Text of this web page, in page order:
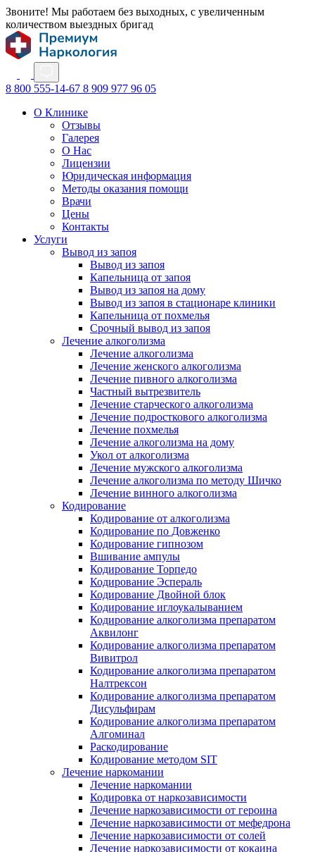
Звоните! Мы работаем без выходных, с увеличенным
количеством выездных бригад
8 800 555-14-67 8 909 977 96 05
О Клинике
Отзывы
Галерея
О Нас
Лицензии
Юридическая информация
Методы оказания помощи
Врачи
Цены
Контакты
Услуги
Вывод из запоя
Вывод из запоя
Капельница от запоя
Вывод из запоя на дому
Вывод из запоя в стационаре клиники
Капельница от похмелья
Срочный вывод из запоя
Лечение алкоголизма
Лечение алкоголизма
Лечение женского алкоголизма
Лечение пивного алкоголизма
Частный вытрезвитель
Лечение старческого алкоголизма
Лечение подросткового алкоголизма
Лечение похмелья
Лечение алкоголизма на дому
Укол от алкоголизма
Лечение мужского алкоголизма
Лечение алкоголизма по методу Шичко
Лечение винного алкоголизма
Кодирование
Кодирование от алкоголизма
Кодирование по Довженко
Кодирование гипнозом
Вшивание ампулы
Кодирование Торпедо
Кодирование Эспераль
Кодирование Двойной блок
Кодирование иглоукалыванием
Кодирование алкоголизма препаратом
Аквилонг
Кодирование алкоголизма препаратом
Вивитрол
Кодирование алкоголизма препаратом
Налтрексон
Кодирование алкоголизма препаратом
Дисульфирам
Кодирование алкоголизма препаратом
Алгоминал
Раскодирование
Кодирование методом SIT
Лечение наркомании
Лечение наркомании
Кодировка от наркозависимости
Лечение наркозависимости от героина
Лечение наркозависимости от мефедрона
Лечение наркозависимости от солей
Лечение наркозависимости от кокаина